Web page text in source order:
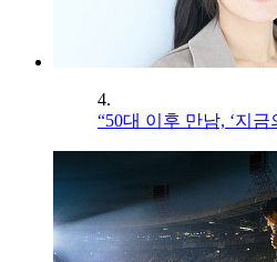
4.
“50대 이후 만남, ‘지